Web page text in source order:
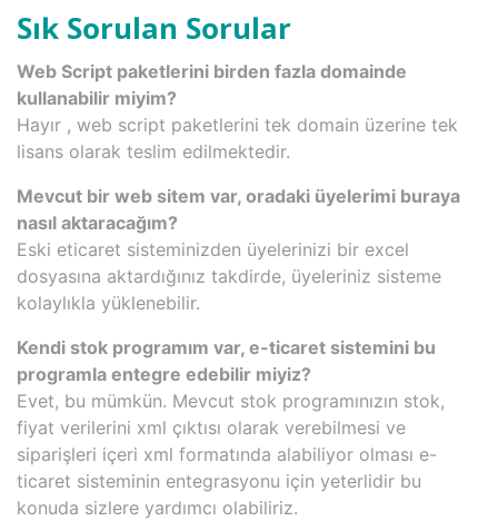
Sık Sorulan Sorular
Web Script paketlerini birden fazla domainde
kullanabilir miyim?
Hayır , web script paketlerini tek domain üzerine tek
lisans olarak teslim edilmektedir.
Mevcut bir web sitem var, oradaki üyelerimi buraya
nasıl aktaracağım?
Eski eticaret sisteminizden üyelerinizi bir excel
dosyasına aktardığınız takdirde, üyeleriniz sisteme
kolaylıkla yüklenebilir.
Kendi stok programım var, e-ticaret sistemini bu
programla entegre edebilir miyiz?
Evet, bu mümkün. Mevcut stok programınızın stok,
fiyat verilerini xml çıktısı olarak verebilmesi ve
siparişleri içeri xml formatında alabiliyor olması e-
ticaret sisteminin entegrasyonu için yeterlidir bu
konuda sizlere yardımcı olabiliriz.